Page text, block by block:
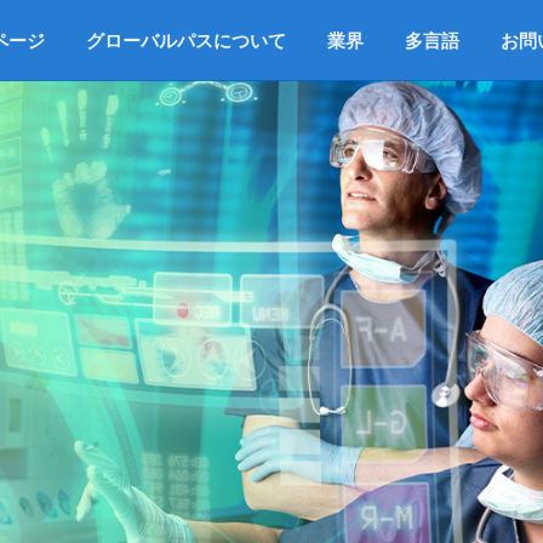
ージ グローバルパスについて 業界 多言語 お問